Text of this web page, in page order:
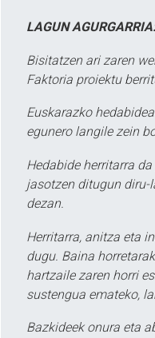
LAGUN
Bisitatzen ari zaren
Faktoria proiektu
Euskarazko
egunero langile zein
Hedabide herritarra
jasotzen ditugun diru-
dezan.
Herritarra, anitza eta
dugu. Baina
hartzaile zaren horri
sustengua emateko,
Bazkideek onura eta